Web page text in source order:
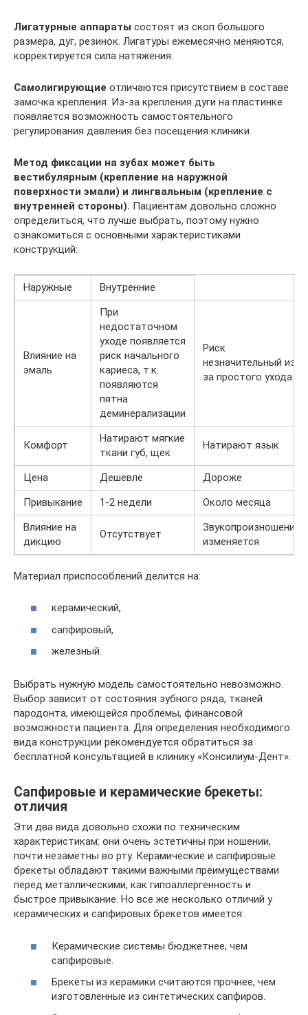
Лигатурные аппараты состоят из скоп большого
размера, дуг, резинок. Лигатуры ежемесячно меняются,
корректируется сила натяжения.
Самолигирующие отличаются присутствием в составе
замочка крепления. Из-за крепления дуги на пластинке
появляется возможность самостоятельного
регулирования давления без посещения клиники.
Метод фиксации на зубах может быть
вестибулярным (крепление на наружной
поверхности эмали) и лингвальным (крепление с
внутренней стороны). Пациентам довольно сложно
определиться, что лучше выбрать, поэтому нужно
ознакомиться с основными характеристиками
конструкций:
Наружные Внутренние
Влияние на
эмаль
При
недостаточном
уходе появляется
риск начального
кариеса, т.к.
появляются
пятна
деминерализации
Риск
незначительный из-
за простого ухода
Комфорт
Натирают мягкие
ткани губ, щек
Натирают язык
Цена Дешевле
Дороже
Привыкание
1-2 недели
Около месяца
Влияние на
дикцию
Отсутствует
Звукопроизношение
изменяется
Материал приспособлений делится на:
керамический,
сапфировый,
железный.
Выбрать нужную модель самостоятельно невозможно.
Выбор зависит от состояния зубного ряда, тканей
пародонта, имеющейся проблемы, финансовой
возможности пациента. Для определения необходимого
вида конструкции рекомендуется обратиться за
бесплатной консультацией в клинику «Консилиум-Дент».
Сапфировые и керамические брекеты:
отличия
Эти два вида довольно схожи по техническим
характеристикам: они очень эстетичны при ношении,
почти незаметны во рту. Керамические и сапфировые
брекеты обладают такими важными преимуществами
перед металлическими, как гипоаллергенность и
быстрое привыкание. Но все же несколько отличий у
керамических и сапфировых брекетов имеется:
Керамические системы бюджетнее, чем
сапфировые.
Брекеты из керамики считаются прочнее, чем
изготовленные из синтетических сапфиров.